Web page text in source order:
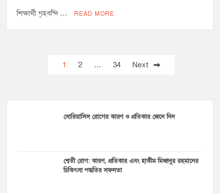
শিক্ষার্থী গৃহবন্দি … READ MORE
1 2 … 34 Next
সোরিয়াসিস রোগের কারণ ও প্রতিকার জেনে নিন
শ্বেতী রোগ: কারণ, প্রতিকার এবং হাকীম মিজানুর রহমানের
চিকিৎসা পদ্ধতির সফলতা